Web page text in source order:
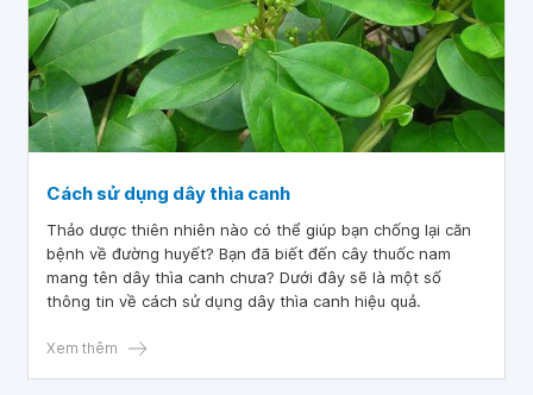
Cách sử dụng dây thìa canh
Thảo dược thiên nhiên nào có thể giúp bạn chống lại căn
bệnh về đường huyết? Bạn đã biết đến cây thuốc nam
mang tên dây thìa canh chưa? Dưới đây sẽ là một số
thông tin về cách sử dụng dây thìa canh hiệu quả.
Xem thêm